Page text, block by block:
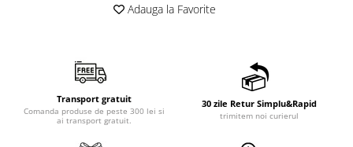
Adauga la Favorite
Transport gratuit
Comanda produse de peste 300 lei si
ai transport gratuit.
30 zile Retur Simplu&Rapid
trimitem noi curierul